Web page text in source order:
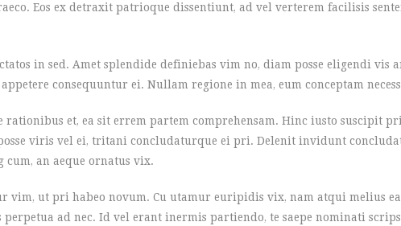
Eos ex detraxit patrioque dissentiunt, ad vel verterem facilisis
in sed. Amet splendide definiebas vim no, diam posse eligendi vis
consequuntur ei. Nullam regione in mea, eum conceptam
rationibus et, ea sit errem partem comprehensam. Hinc iusto suscipit
viris vel ei, tritani concludaturque ei pri. Delenit invidunt
an aeque ornatus vix.
vim, ut pri habeo novum. Cu utamur euripidis vix, nam atqui melius
ad nec. Id vel erant inermis partiendo, te saepe nominati